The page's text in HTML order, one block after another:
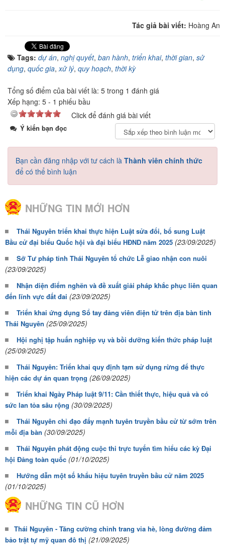
Tác giả bài viết: Hoàng An
Tags: dự án, nghị quyết, ban hành, triển khai, thời gian, sử
dụng, quốc gia, xử lý, quy hoạch, thời kỳ
Tổng số điểm của bài viết là: 5 trong 1 đánh giá
Xếp hạng: 5 - 1 phiếu bầu
Click để đánh giá bài viết
Ý kiến bạn đọc
Bạn cần đăng nhập với tư cách là Thành viên chính thức
để có thể bình luận
NHỮNG TIN MỚI HƠN
Thái Nguyên triển khai thực hiện Luật sửa đổi, bổ sung Luật
Bầu cử đại biểu Quốc hội và đại biểu HĐND năm 2025 (23/09/2025)
Sở Tư pháp tỉnh Thái Nguyên tổ chức Lễ giao nhận con nuôi
(23/09/2025)
Nhận diện điểm nghẽn và đề xuất giải pháp khắc phục liên quan
đến lĩnh vực đất đai (23/09/2025)
Triển khai ứng dụng Sổ tay đảng viên điện tử trên địa bàn tỉnh
Thái Nguyên (25/09/2025)
Hội nghị tập huấn nghiệp vụ và bồi dưỡng kiến thức pháp luật
(25/09/2025)
Thái Nguyên: Triển khai quy định tạm sử dụng rừng để thực
hiện các dự án quan trọng (26/09/2025)
Triển khai Ngày Pháp luật 9/11: Cần thiết thực, hiệu quả và có
sức lan tỏa sâu rộng (30/09/2025)
Thái Nguyên chỉ đạo đẩy mạnh tuyên truyền bầu cử từ sớm trên
mỗi địa bàn (30/09/2025)
Thái Nguyên phát động cuộc thi trực tuyến tìm hiểu các kỳ Đại
hội Đảng toàn quốc (01/10/2025)
Hướng dẫn một số khẩu hiệu tuyên truyền bầu cử năm 2025
(01/10/2025)
NHỮNG TIN CŨ HƠN
Thái Nguyên - Tăng cường chỉnh trang vỉa hè, lòng đường đảm
bảo trật tự mỹ quan đô thị (21/09/2025)